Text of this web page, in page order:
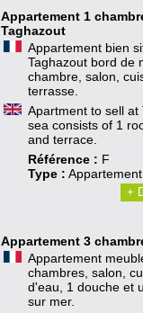
Appartement 1
Taghazout
Appartement bien
Taghazout bord de
chambre, salon,
terrasse.
Apartment to sell at
sea consists of 1
and terrace.
Référence : F
Type : Appartement
+
Appartement 3
Appartement
chambres, salon,
d'eau, 1 douche et
sur mer.